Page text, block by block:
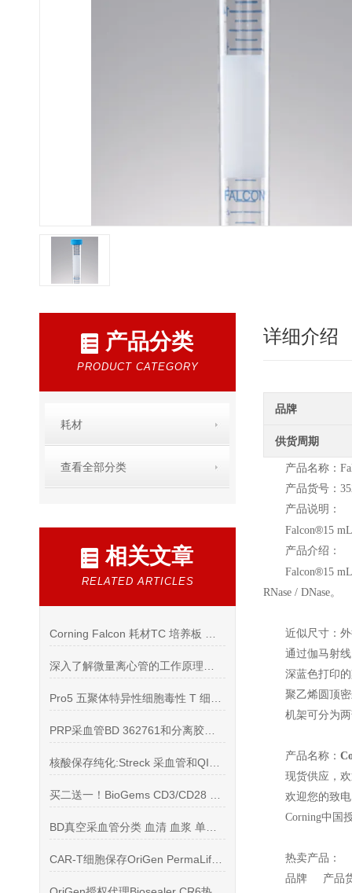
产品分类
PRODUCT CATEGORY
耗材
查看全部分类
相关文章
RELATED ARTICLES
详细介绍
品牌
供货周期
产品名称：
产品货号：
产品说明：
Falcon®15 mL
产品介绍：
Falcon®15
RNase / DNase。
近似尺寸：
通过伽马射
深蓝色打印
聚乙烯圆顶
机架可分为
产品名称：
现货供应，
欢迎您的
Corning中国
热卖产品：
品牌 产品